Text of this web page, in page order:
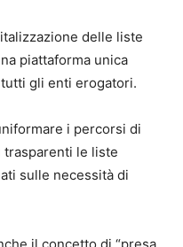
delle liste
piattaforma unica
gli enti erogatori.
i percorsi di
le liste
sulle necessità di